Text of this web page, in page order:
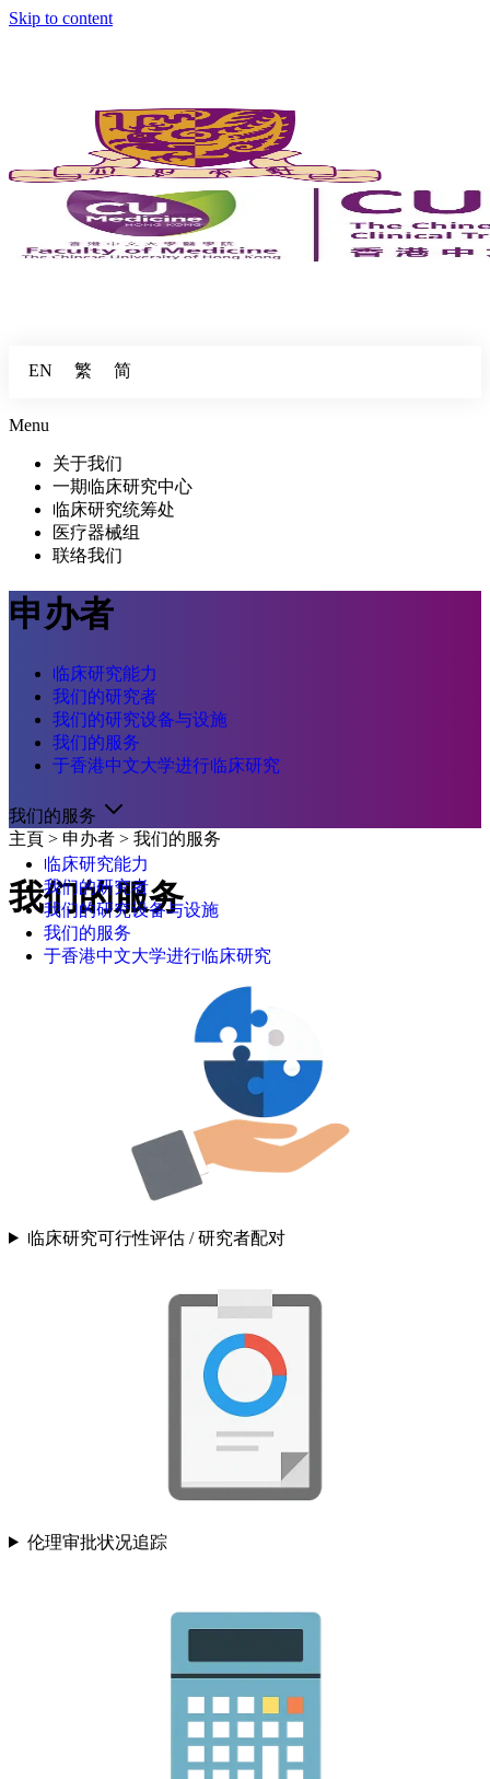
Skip to content
EN 繁 简
Menu
关于我们
一期临床研究中心
临床研究统筹处
医疗器械组
联络我们
申办者
临床研究能力
我们的研究者
我们的研究设备与设施
我们的服务
于香港中文大学进行临床研究
我们的服务
临床研究能力
我们的研究者
我们的研究设备与设施
我们的服务
于香港中文大学进行临床研究
主頁 > 申办者 > 我们的服务
我们的服务
临床研究可行性评估 / 研究者配对
伦理审批状况追踪